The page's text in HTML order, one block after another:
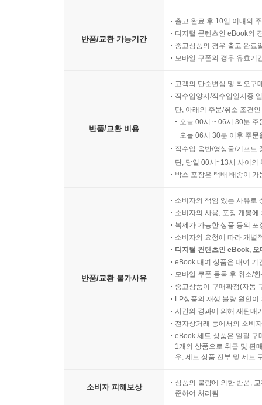
반품/교환 가능기간
출고 완료 후 10일 이내의
디지털 콘텐츠인 eBook의
중고상품의 경우 출고 완료
모바일 쿠폰의 경우 유효기
반품/교환 비용
고객의 단순변심 및 착오구
직수입양서/직수입일서중
단, 아래의 주문/취소 조건
오늘 00시 ~ 06시 30분
오늘 06시 30분 이후 주
직수입 음반/영상물/기프트
단, 당일 00시~13시 사이의
박스 포장은 택배 배송이
반품/교환 불가사유
소비자의 책임 있는 사유로
소비자의 사용, 포장 개봉
복제가 가능한 상품 등의
소비자의 요청에 따라 개별
디지털 컨텐츠인 eBook,
eBook 대여 상품은 대여 기
모바일 쿠폰 등록 후 취소/
중고상품이 구매확정(자동
LP상품의 재생 불량 원인
시간의 경과에 의해 재판매
전자상거래 등에서의 소비
eBook 세트 상품은 일괄 구
1개의 상품으로 취급 및 판
우, 세트 상품 전부 및 세트
소비자 피해보상
상품의 불량에 의한 반품,
준하여 처리됨